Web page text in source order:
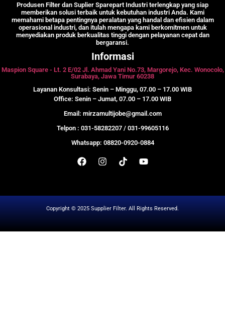
Produsen Filter dan Suplier Sparepart Industri terlengkap yang siap
memberikan solusi terbaik untuk kebutuhan industri Anda. Kami
memahami betapa pentingnya peralatan yang handal dan efisien dalam
operasional industri, dan itulah mengapa kami berkomitmen untuk
menyediakan produk berkualitas tinggi dengan pelayanan cepat dan
bergaransi.
Informasi
Maspion Square - Lt. 2 E/02 Jl. Ahmad Yani No.73, Margorejo, Kec. Wonocolo,
Surabaya, Jawa Timur 60238
Layanan Konsultasi: Senin – Minggu, 07.00 – 17.00 WIB
Office: Senin – Jumat, 07.00 – 17.00 WIB
Email: mirzamultijobe@gmail.com
Telpon : 031-58282207 / 031-99605116
Whatsapp: 08820-0920-0884
Copyright © 2025 Supplier Filter. All Rights Reserved.